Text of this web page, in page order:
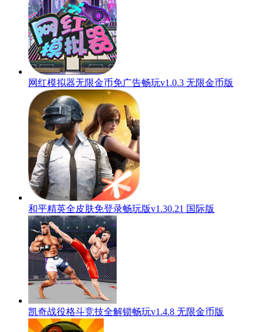
网红模拟器无限金币免广告畅玩v1.0.3 无限金币版
和平精英全皮肤免登录畅玩版v1.30.21 国际版
凯奇战役格斗竞技全解锁畅玩v1.4.8 无限金币版